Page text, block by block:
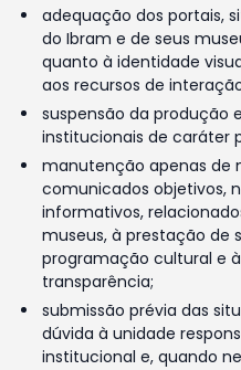
adequação dos portais,
do Ibram e de seus
quanto à identidade
aos recursos de
suspensão da produção
institucionais de caráter
manutenção apenas de
comunicados objetivos,
informativos,
museus, à prestação de
programação cultural e
transparência;
submissão prévia das
dúvida à unidade
institucional e, quando